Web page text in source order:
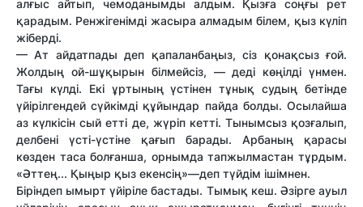
алғыс айтып, чемоданымды алдым. Қызға соңғы рет
қарадым. Ренжігенімді жасыра алмадым білем, қыз күліп
жіберді.
— Ат айдатпады деп қапаланбаңыз, сіз қонақсыз ғой.
Жолдың ой-шұқырын білмейсіз, — деді көңілді үнмен.
Тағы күлді. Екі ұртының үстінен тұнық судың бетінде
үйірілгендей сүйкімді құйындар пайда болды. Осылайша
аз күлкісін сый етті де, жүріп кетті. Тынымсыз қозғалып,
делбені үсті-үстіне қағып барады. Арбаның қарасы
көзден таса болғанша, орнымда тапжылмастан тұрдым.
«Әттең... Қыңыр қыз екенсің»—деп түйдім ішімнен.
Біріндеп ымырт үйіріле бастады. Тымық кеш. Әзірге ауыл